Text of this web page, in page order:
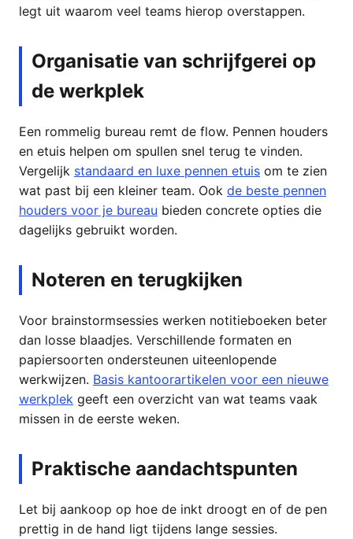
legt uit waarom veel teams hierop overstappen.
Organisatie van schrijfgerei op
de werkplek
Een rommelig bureau remt de flow. Pennen houders
en etuis helpen om spullen snel terug te vinden.
Vergelijk standaard en luxe pennen etuis om te zien
wat past bij een kleiner team. Ook de beste pennen
houders voor je bureau bieden concrete opties die
dagelijks gebruikt worden.
Noteren en terugkijken
Voor brainstormsessies werken notitieboeken beter
dan losse blaadjes. Verschillende formaten en
papiersoorten ondersteunen uiteenlopende
werkwijzen. Basis kantoorartikelen voor een nieuwe
werkplek geeft een overzicht van wat teams vaak
missen in de eerste weken.
Praktische aandachtspunten
Let bij aankoop op hoe de inkt droogt en of de pen
prettig in de hand ligt tijdens lange sessies.